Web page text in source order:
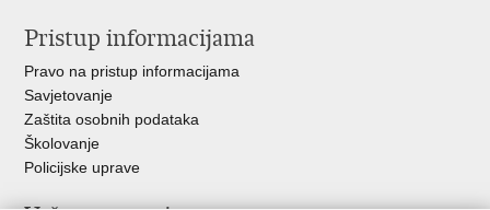
Pristup informacijama
Pravo na pristup informacijama
Savjetovanje
Zaštita osobnih podataka
Školovanje
Policijske uprave